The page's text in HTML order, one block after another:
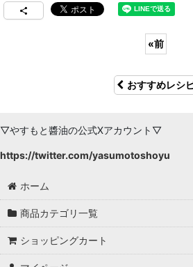
«前
おすすめレシ
▽やすもと醬油の公式Xアカウント▽
https://twitter.com/yasumotoshoyu
ホーム
商品カテゴリ一覧
ショッピングカート